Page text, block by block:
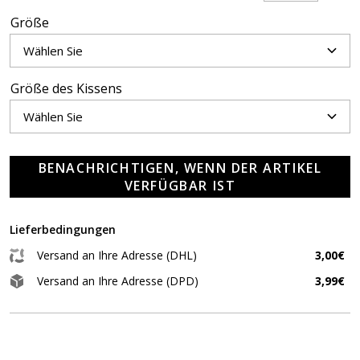
Größe
Größe des Kissens
BENACHRICHTIGEN, WENN DER ARTIKEL
VERFÜGBAR IST
Lieferbedingungen
Versand an Ihre Adresse (DHL)
3,00€
Versand an Ihre Adresse (DPD)
3,99€